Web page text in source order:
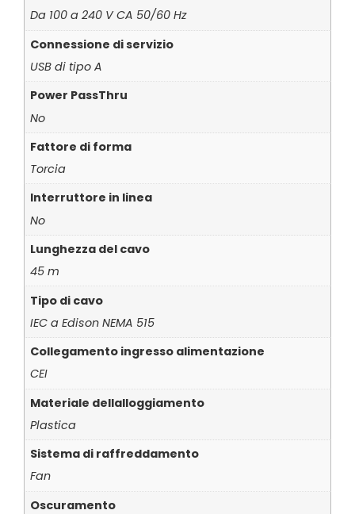
Da 100 a 240 V CA 50/60 Hz
Connessione di servizio
USB di tipo A
Power PassThru
No
Fattore di forma
Torcia
Interruttore in linea
No
Lunghezza del cavo
45 m
Tipo di cavo
IEC a Edison NEMA 515
Collegamento ingresso alimentazione
CEI
Materiale dellalloggiamento
Plastica
Sistema di raffreddamento
Fan
Oscuramento